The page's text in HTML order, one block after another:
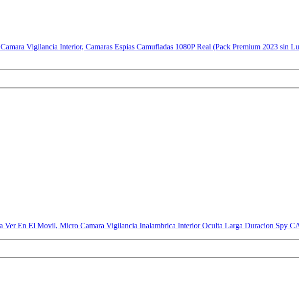
Vigilancia Interior, Camaras Espias Camufladas 1080P Real (Pack Premium 2023
Ver En El Movil, Micro Camara Vigilancia Inalambrica Interior Oculta Larga Duracion Spy